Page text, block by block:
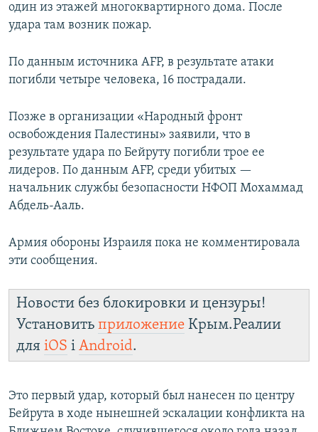
один из этажей многоквартирного дома. После
удара там возник пожар.
По данным источника AFP, в результате атаки
погибли четыре человека, 16 пострадали.
Позже в организации «Народный фронт
освобождения Палестины» заявили, что в
результате удара по Бейруту погибли трое ее
лидеров. По данным AFP, среди убитых —
начальник службы безопасности НФОП Мохаммад
Абдель-Ааль.
Армия обороны Израиля пока не комментировала
эти сообщения.
Новости без блокировки и цензуры!
Установить приложение Крым.Реалии
для iOS і Android.
Это первый удар, который был нанесен по центру
Бейрута в ходе нынешней эскалации конфликта на